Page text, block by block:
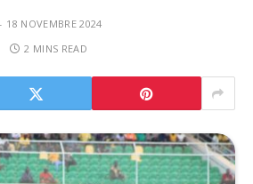
18 NOVEMBRE 2024
2 MINS READ